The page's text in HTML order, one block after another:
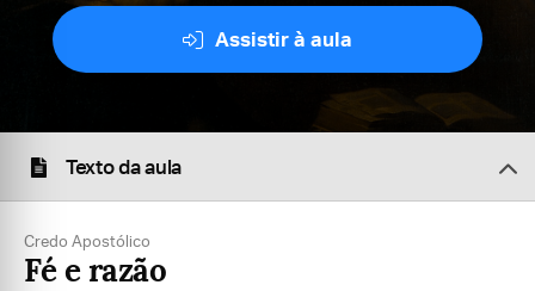
Assistir à aula
Texto da aula
Credo Apostólico
Fé e razão